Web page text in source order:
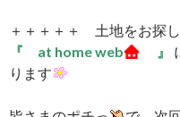
＋＋＋＋＋ 土地をお探
『 at home web
』
ります